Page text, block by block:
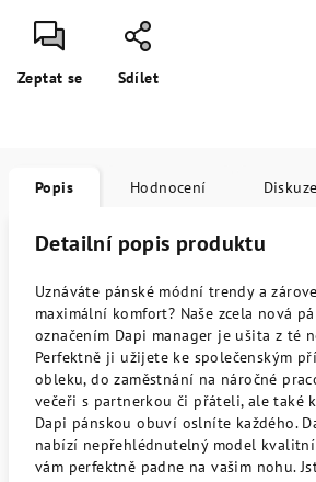
Zeptat se Sdílet
Popis Hodnocení Diskuze
Detailní popis produktu
Uznáváte pánské módní trendy a
maximální komfort? Naše zcela nová
označením Dapi manager je ušita z té
Perfektně ji užijete ke společenským
obleku, do zaměstnání na náročné
večeři s partnerkou či přáteli, ale také
Dapi pánskou obuví oslníte každého.
nabízí nepřehlédnutelný model
vám perfektně padne na vašim nohu.